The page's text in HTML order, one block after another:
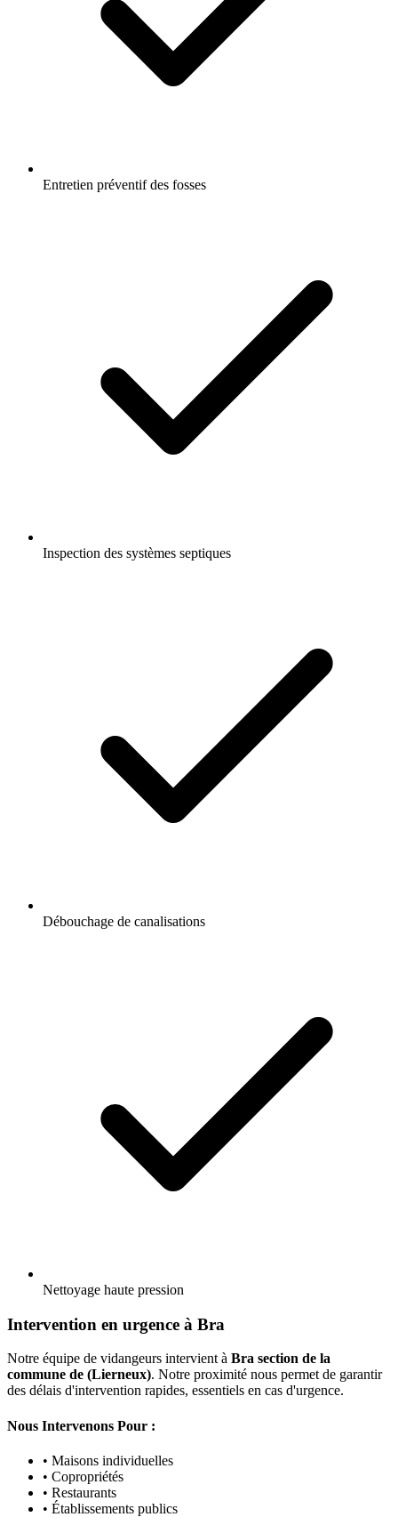
Entretien préventif des fosses
Inspection des systèmes septiques
Débouchage de canalisations
Nettoyage haute pression
Intervention en urgence à Bra
Notre équipe de vidangeurs intervient à Bra section de la
commune de (Lierneux). Notre proximité nous permet de garantir
des délais d'intervention rapides, essentiels en cas d'urgence.
Nous Intervenons Pour :
• Maisons individuelles
• Copropriétés
• Restaurants
• Établissements publics